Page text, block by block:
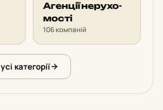
Аген­ції не­ру­хо­
мос­ті
106 компаній
усі категорії